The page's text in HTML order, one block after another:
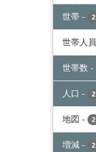
世帯 - 2
世帯人員
世帯数 -
人口 - 2
地図 - 2
増減 - 2